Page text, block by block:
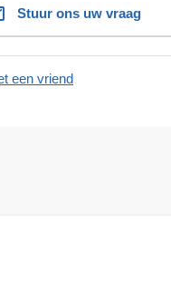
Stuur ons uw vraag
een vriend